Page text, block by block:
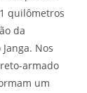
quilômetros
da
Nos
armado
um